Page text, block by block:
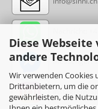
Diese
andere
Wir verwenden Cookies
Drittanbietern, um die
gewährleisten, die
Messenger:
Instagram: